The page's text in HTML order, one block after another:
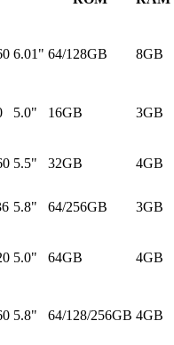
6.01" 64/128GB 8GB
5.0" 16GB 3GB
5.5" 32GB 4GB
5.8" 64/256GB 3GB
5.0" 64GB 4GB
5.8" 64/128/256GB 4GB